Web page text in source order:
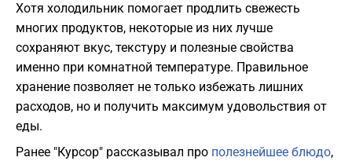
Хотя холодильник помогает продлить свежесть
многих продуктов, некоторые из них лучше
сохраняют вкус, текстуру и полезные свойства
именно при комнатной температуре. Правильное
хранение позволяет не только избежать лишних
расходов, но и получить максимум удовольствия от
еды.
Ранее "Курсор" рассказывал про полезнейшее блюдо,